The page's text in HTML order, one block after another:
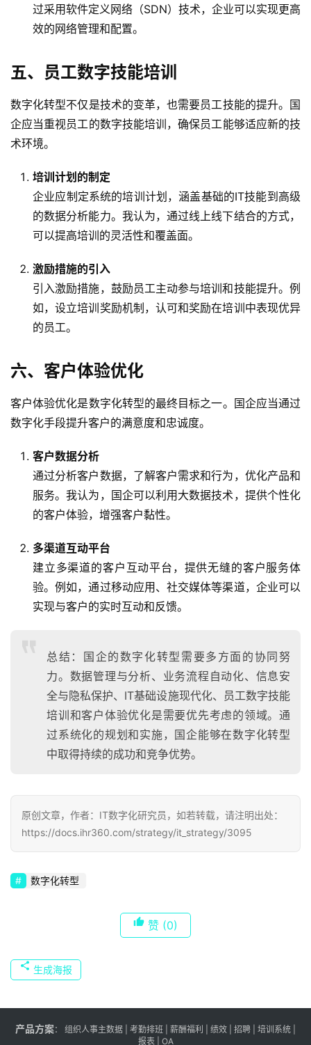
过采用软件定义网络（SDN）技术，企业可以实现更高
效的网络管理和配置。
五、员工数字技能培训
数字化转型不仅是技术的变革，也需要员工技能的提升。国
企应当重视员工的数字技能培训，确保员工能够适应新的技
术环境。
培训计划的制定
企业应制定系统的培训计划，涵盖基础的IT技能到高级
的数据分析能力。我认为，通过线上线下结合的方式，
可以提高培训的灵活性和覆盖面。
激励措施的引入
引入激励措施，鼓励员工主动参与培训和技能提升。例
如，设立培训奖励机制，认可和奖励在培训中表现优异
的员工。
六、客户体验优化
客户体验优化是数字化转型的最终目标之一。国企应当通过
数字化手段提升客户的满意度和忠诚度。
客户数据分析
通过分析客户数据，了解客户需求和行为，优化产品和
服务。我认为，国企可以利用大数据技术，提供个性化
的客户体验，增强客户黏性。
多渠道互动平台
建立多渠道的客户互动平台，提供无缝的客户服务体
验。例如，通过移动应用、社交媒体等渠道，企业可以
实现与客户的实时互动和反馈。
总结：国企的数字化转型需要多方面的协同努
力。数据管理与分析、业务流程自动化、信息安
全与隐私保护、IT基础设施现代化、员工数字技能
培训和客户体验优化是需要优先考虑的领域。通
过系统化的规划和实施，国企能够在数字化转型
中取得持续的成功和竞争优势。
原创文章，作者：IT数字化研究员，如若转载，请注明出处：
https://docs.ihr360.com/strategy/it_strategy/3095
数字化转型
赞 (0)
生成海报
产品方案： 组织人事主数据 考勤排班 薪酬福利 绩效 招聘 | 培训系统 |
报表
| OA